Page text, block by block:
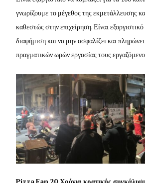
γνωρίζουμε το μέγεθος της εκμετάλλευσης
καθεστώς στην επιχείρηση. Είναι
διαφήμιση και να μην ασφαλίζει και
πραγματικών ωρών εργασίας τους